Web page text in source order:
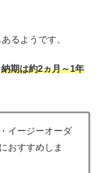
るようです。
納期は約2ヵ月～1年
イージーオーダ
おすすめしま